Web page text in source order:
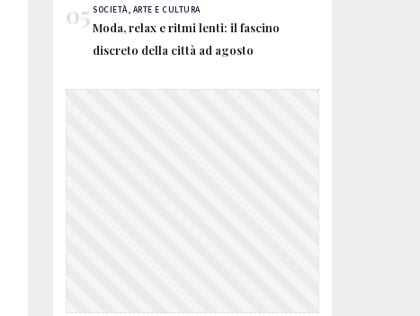
05 SOCIETÀ, ARTE E CULTURA
Moda, relax e ritmi lenti: il fascino
discreto della città ad agosto